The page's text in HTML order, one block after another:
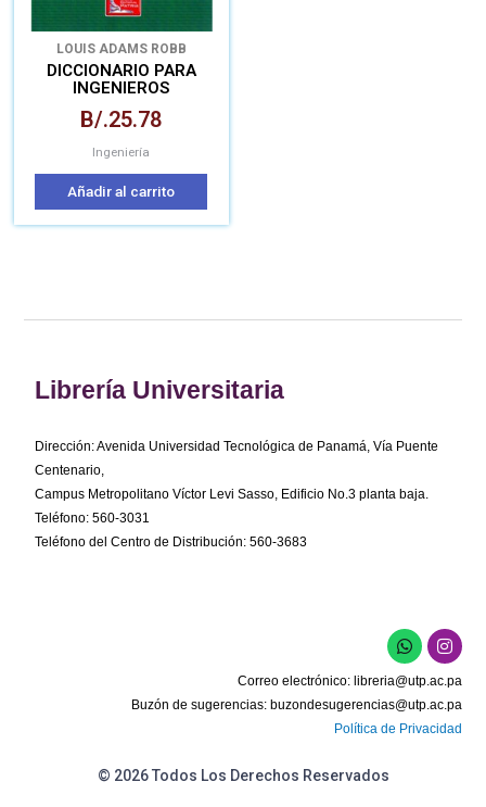
LOUIS ADAMS ROBB
DICCIONARIO PARA
INGENIEROS
B/.25.78
Ingeniería
Añadir al carrito
Librería Universitaria
Dirección: Avenida Universidad Tecnológica de Panamá, Vía Puente
Centenario,
Campus Metropolitano Víctor Levi Sasso, Edificio No.3 planta baja.
Teléfono: 560-3031
Teléfono del Centro de Distribución: 560-3683
W
h
a
t
s
a
p
I
n
s
t
a
g
r
Correo electrónico: libreria@utp.ac.pa
Buzón de sugerencias: buzondesugerencias@utp.ac.pa
Política de Privacidad
© 2026 Todos Los Derechos Reservados